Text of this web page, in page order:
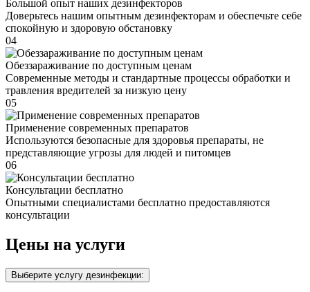
Большой опыт наших дезинфекторов
Доверьтесь нашим опытным дезинфекторам и обеспечьте себе
спокойную и здоровую обстановку
04
Обеззараживание по доступным ценам
Современные методы и стандартные процессы обработки и
травления вредителей за низкую цену
05
Применение современных препаратов
Используются безопасные для здоровья препараты, не
представляющие угрозы для людей и питомцев
06
Консультации бесплатно
Опытными специалистами бесплатно предоставляются
консультации
Цены на услуги
Выберите услугу дезинфекции: